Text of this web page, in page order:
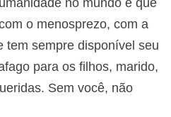
o menosprezo, com a
tem sempre disponível seu
para os filhos, marido,
Sem você, não